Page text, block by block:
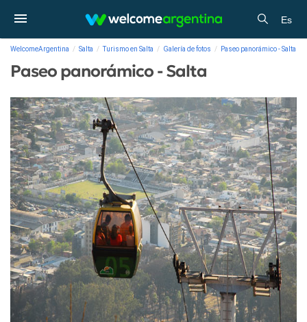
Es
WelcomeArgentina Salta Turismo en Salta Galería de fotos Paseo panorámico - Salta
Paseo panorámico - Salta